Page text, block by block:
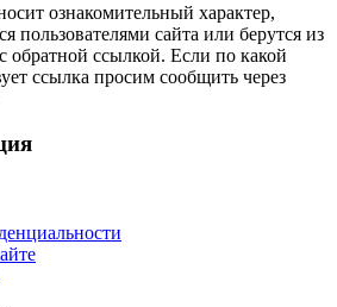
ознакомительный характер,
пользователями сайта или берутся из
обратной ссылкой. Если по какой
ссылка просим сообщить через